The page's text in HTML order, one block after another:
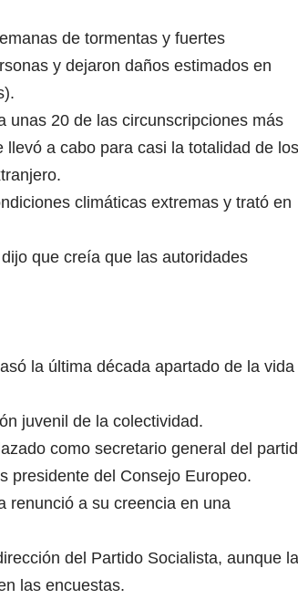
de tormentas y fuertes
y dejaron daños estimados en
unas 20 de las circunscripciones más
a cabo para casi la totalidad de los
climáticas extremas y trató en
que creía que las autoridades
la última década apartado de la vida
juvenil de la colectividad.
como secretario general del
presidente del Consejo Europeo.
renunció a su creencia en una
del Partido Socialista, aunque la
las encuestas.